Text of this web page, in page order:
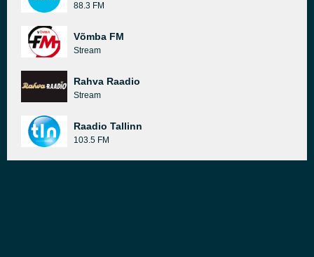
88.3 FM
Võmba FM
Stream
Rahva Raadio
Stream
Raadio Tallinn
103.5 FM